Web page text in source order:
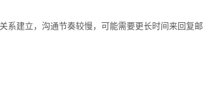
系建立，沟通节奏较慢，可能需要更长时间来回复邮